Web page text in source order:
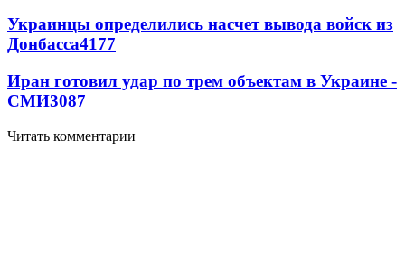
Украинцы определились насчет вывода войск из
Донбасса4177
Иран готовил удар по трем объектам в Украине -
СМИ3087
Читать комментарии